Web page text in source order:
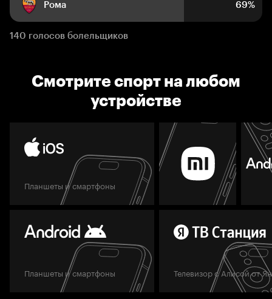
Рома 69%
140 голосов болельщиков
Смотрите спорт на любом
устройстве
Планшеты и смартфоны
Планшеты и смартфоны Телевизор с Алисой от